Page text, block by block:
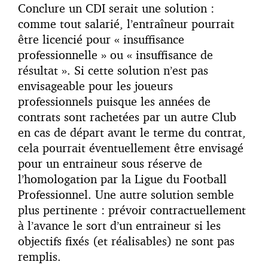
Conclure un CDI serait une solution :
comme tout salarié, l’entraîneur pourrait
être licencié pour « insuffisance
professionnelle » ou « insuffisance de
résultat ». Si cette solution n’est pas
envisageable pour les joueurs
professionnels puisque les années de
contrats sont rachetées par un autre Club
en cas de départ avant le terme du contrat,
cela pourrait éventuellement être envisagé
pour un entraineur sous réserve de
l’homologation par la Ligue du Football
Professionnel. Une autre solution semble
plus pertinente : prévoir contractuellement
à l’avance le sort d’un entraineur si les
objectifs fixés (et réalisables) ne sont pas
remplis.